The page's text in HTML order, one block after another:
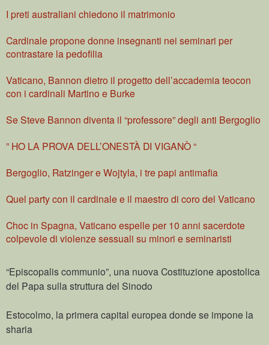
I preti australiani chiedono il matrimonio
Cardinale propone donne insegnanti nei seminari per
contrastare la pedofilia
Vaticano, Bannon dietro il progetto dell’accademia teocon
con i cardinali Martino e Burke
Se Steve Bannon diventa il “professore” degli anti Bergoglio
” HO LA PROVA DELL’ONESTÀ DI VIGANÒ “
Bergoglio, Ratzinger e Wojtyla, i tre papi antimafia
Quel party con il cardinale e il maestro di coro del Vaticano
Choc in Spagna, Vaticano espelle per 10 anni sacerdote
colpevole di violenze sessuali su minori e seminaristi
“Episcopalis communio”, una nuova Costituzione apostolica
del Papa sulla struttura del Sinodo
Estocolmo, la primera capital europea donde se impone la
sharia